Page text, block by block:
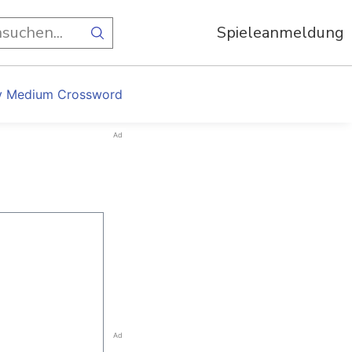
Spieleanmeldung
Medium Crossword
Ad
Ad